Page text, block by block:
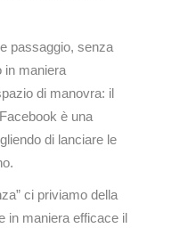
passaggio, senza
in maniera
di manovra: il
è una
di lanciare le
ci priviamo della
in maniera efficace il